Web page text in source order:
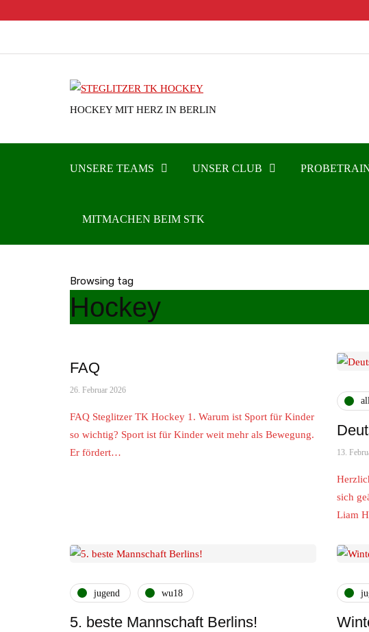
HOCKEY MIT HERZ IN BERLIN
UNSERE TEAMS UNSER CLUB
MITMACHEN BEIM STK
Browsing tag
Hockey
FAQ
26. Februar 2026
FAQ Steglitzer TK Hockey 1. Warum ist Sport für Kinder
so wichtig? Sport ist für Kinder weit mehr als Bewegung.
Er fördert…
13.
sich
Liam
jugend wu18
5. beste Mannschaft Berlins!